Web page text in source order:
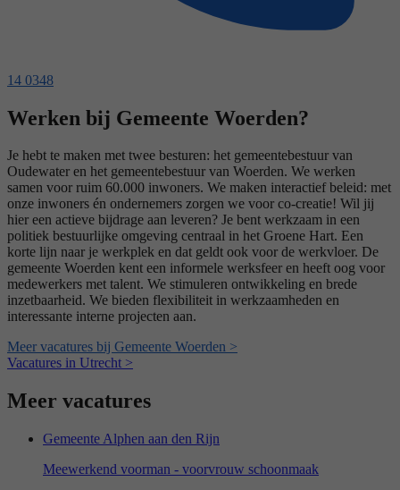
14 0348
Werken bij Gemeente Woerden?
Je hebt te maken met twee besturen: het gemeentebestuur van
Oudewater en het gemeentebestuur van Woerden. We werken
samen voor ruim 60.000 inwoners. We maken interactief beleid: met
onze inwoners én ondernemers zorgen we voor co-creatie! Wil jij
hier een actieve bijdrage aan leveren? Je bent werkzaam in een
politiek bestuurlijke omgeving centraal in het Groene Hart. Een
korte lijn naar je werkplek en dat geldt ook voor de werkvloer. De
gemeente Woerden kent een informele werksfeer en heeft oog voor
medewerkers met talent. We stimuleren ontwikkeling en brede
inzetbaarheid. We bieden flexibiliteit in werkzaamheden en
interessante interne projecten aan.
Meer vacatures bij Gemeente Woerden >
Vacatures in Utrecht >
Meer vacatures
Gemeente Alphen aan den Rijn
Meewerkend voorman - voorvrouw schoonmaak